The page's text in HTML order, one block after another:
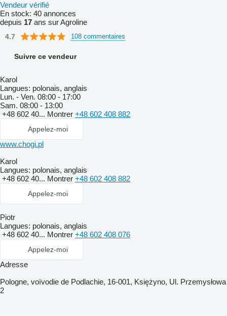
Vendeur vérifié
En stock: 40 annonces
depuis 17 ans sur Agroline
4.7 108 commentaires
Suivre ce vendeur
Karol
Langues: polonais, anglais
Lun. - Ven. 08:00 - 17:00
Sam. 08:00 - 13:00
+48 602 40... Montrer +48 602 408 882
Appelez-moi
www.chogi.pl
Karol
Langues: polonais, anglais
+48 602 40... Montrer +48 602 408 882
Appelez-moi
Piotr
Langues: polonais, anglais
+48 602 40... Montrer +48 602 408 076
Appelez-moi
Adresse
Pologne, voïvodie de Podlachie, 16-001, Księżyno, Ul. Przemysłowa
2